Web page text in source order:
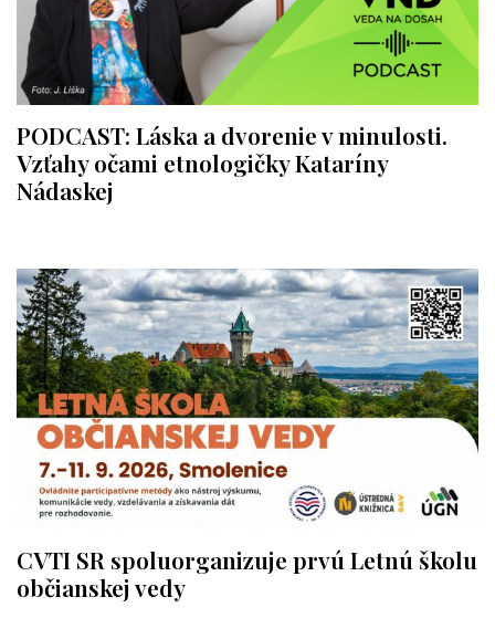
PODCAST: Láska a dvorenie v minulosti.
Vzťahy očami etnologičky Kataríny
Nádaskej
CVTI SR spoluorganizuje prvú Letnú školu
občianskej vedy